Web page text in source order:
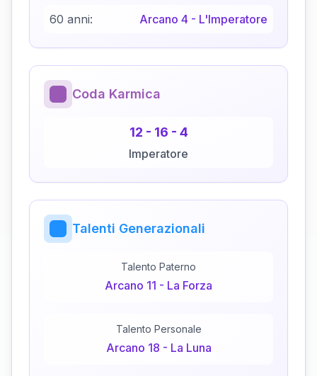
60 anni: Arcano 4 - L'Imperatore
Coda Karmica
12 - 16 - 4
Imperatore
Talenti Generazionali
Talento Paterno
Arcano 11 - La Forza
Talento Personale
Arcano 18 - La Luna